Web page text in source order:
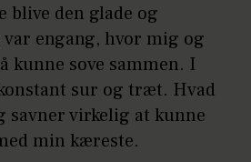
blive den glade og
engang, hvor mig og
kunne sove sammen. I
sur og træt. Hvad
savner virkelig at kunne
min kæreste.